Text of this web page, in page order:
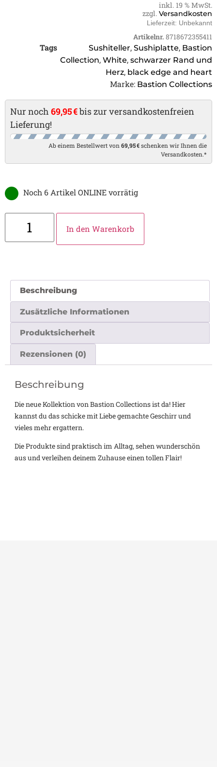
inkl. 19 % MwSt.
zzgl. Versandkosten
Lieferzeit: Unbekannt
Artikelnr. 8718672355411
Tags Sushiteller, Sushiplatte, Bastion
Collection, White, schwarzer Rand und
Herz, black edge and heart
Marke: Bastion Collections
Nur noch 69,95 €bis zur versandkostenfreien
Lieferung!
Ab einem Bestellwert von69,95 €schenken wir Ihnen die
Versandkosten.*
Noch 6 Artikel ONLINE vorrätig
In den Warenkorb
Beschreibung
Zusätzliche Informationen
Produktsicherheit
Rezensionen (0)
Beschreibung
Die neue Kollektion von Bastion Collections ist da! Hier
kannst du das schicke mit Liebe gemachte Geschirr und
vieles mehr ergattern.
Die Produkte sind praktisch im Alltag, sehen wunderschön
aus und verleihen deinem Zuhause einen tollen Flair!